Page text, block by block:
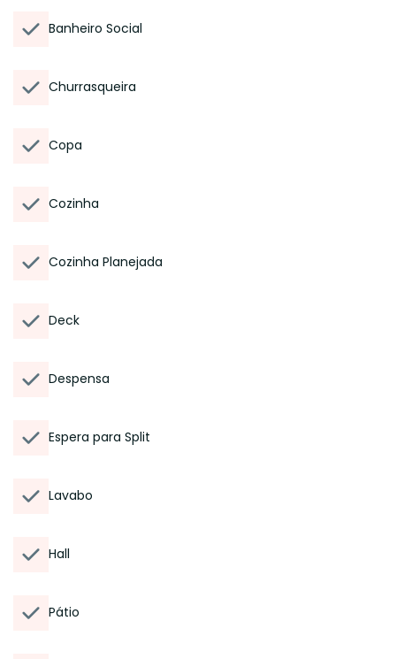
Banheiro Social
Churrasqueira
Copa
Cozinha
Cozinha Planejada
Deck
Despensa
Espera para Split
Lavabo
Hall
Pátio